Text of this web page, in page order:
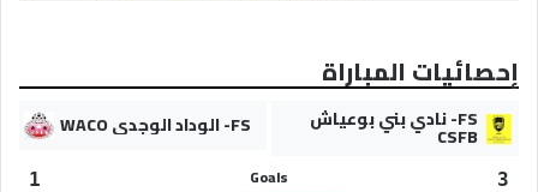
إحصائيات المباراة
FS- نادي بني بوعياش
CSFB FS- الوداد الوجدي WACO
3
Goals
1